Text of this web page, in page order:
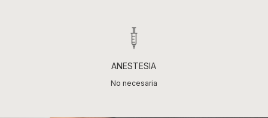
ANESTESIA
No necesaria